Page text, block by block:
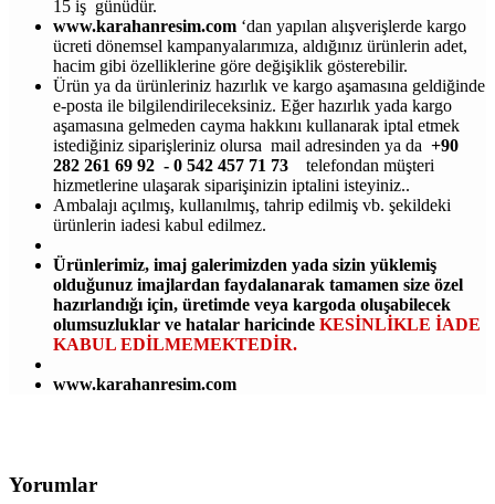
15 iş günüdür.
www.karahanresim.com ‘dan yapılan alışverişlerde kargo
ücreti dönemsel kampanyalarımıza, aldığınız ürünlerin adet,
hacim gibi özelliklerine göre değişiklik gösterebilir.
Ürün ya da ürünleriniz hazırlık ve kargo aşamasına geldiğinde
e-posta ile bilgilendirileceksiniz. Eğer hazırlık yada kargo
aşamasına gelmeden cayma hakkını kullanarak iptal etmek
istediğiniz siparişleriniz olursa mail adresinden ya da +90
282 261 69 92 - 0 542 457 71 73
telefondan müşteri
hizmetlerine ulaşarak siparişinizin iptalini isteyiniz..
Ambalajı açılmış, kullanılmış, tahrip edilmiş vb. şekildeki
ürünlerin iadesi kabul edilmez.
Ürünlerimiz, imaj galerimizden yada sizin yüklemiş
olduğunuz imajlardan faydalanarak tamamen size özel
hazırlandığı için, üretimde veya kargoda oluşabilecek
olumsuzluklar ve hatalar haricinde KESİNLİKLE İADE
KABUL EDİLMEMEKTEDİR.
www.karahanresim.com
Yorumlar